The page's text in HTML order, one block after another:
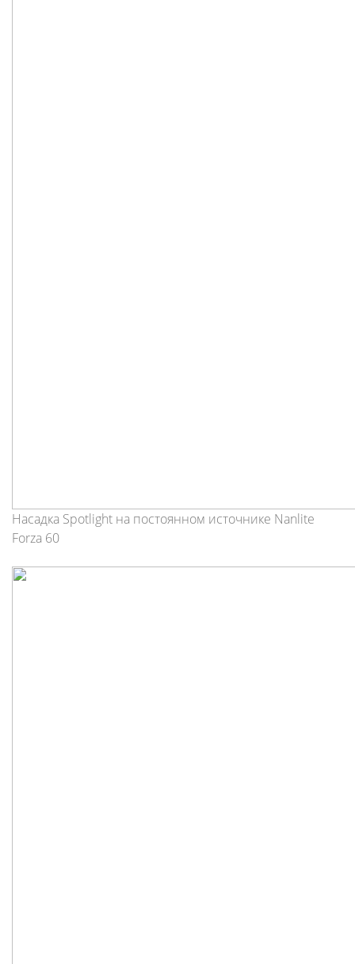
Насадка Spotlight на постоянном источнике Nanlite
Forza 60